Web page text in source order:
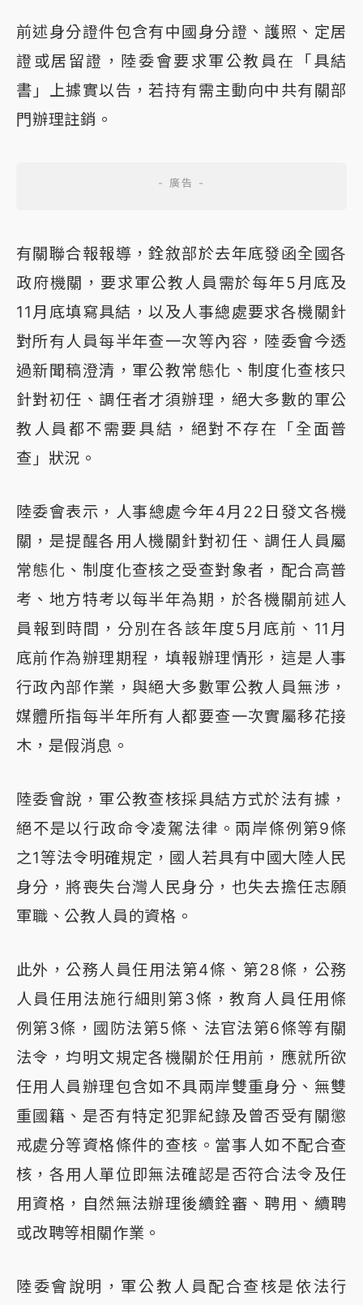
前述身分證件包含有中國身分證、護照、定居
證或居留證，陸委會要求軍公教員在「具結
書」上據實以告，若持有需主動向中共有關部
門辦理註銷。
有關聯合報報導，銓敘部於去年底發函全國各
政府機關，要求軍公教人員需於每年5月底及
11月底填寫具結，以及人事總處要求各機關針
對所有人員每半年查一次等內容，陸委會今透
過新聞稿澄清，軍公教常態化、制度化查核只
針對初任、調任者才須辦理，絕大多數的軍公
教人員都不需要具結，絕對不存在「全面普
查」狀況。
陸委會表示，人事總處今年4月22日發文各機
關，是提醒各用人機關針對初任、調任人員屬
常態化、制度化查核之受查對象者，配合高普
考、地方特考以每半年為期，於各機關前述人
員報到時間，分別在各該年度5月底前、11月
底前作為辦理期程，填報辦理情形，這是人事
行政內部作業，與絕大多數軍公教人員無涉，
媒體所指每半年所有人都要查一次實屬移花接
木，是假消息。
陸委會說，軍公教查核採具結方式於法有據，
絕不是以行政命令凌駕法律。兩岸條例第9條
之1等法令明確規定，國人若具有中國大陸人民
身分，將喪失台灣人民身分，也失去擔任志願
軍職、公教人員的資格。
此外，公務人員任用法第4條、第28條，公務
人員任用法施行細則第3條，教育人員任用條
例第3條，國防法第5條、法官法第6條等有關
法令，均明文規定各機關於任用前，應就所欲
任用人員辦理包含如不具兩岸雙重身分、無雙
重國籍、是否有特定犯罪紀錄及曾否受有關懲
戒處分等資格條件的查核。當事人如不配合查
核，各用人單位即無法確認是否符合法令及任
用資格，自然無法辦理後續銓審、聘用、續聘
或改聘等相關作業。
陸委會說明，軍公教人員配合查核是依法行